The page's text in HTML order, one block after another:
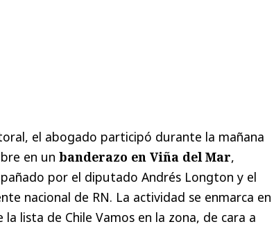
el abogado participó durante la mañana
en un banderazo en Viña del Mar,
por el diputado Andrés Longton y el
nacional de RN. La actividad se enmarca en
lista de Chile Vamos en la zona, de cara a